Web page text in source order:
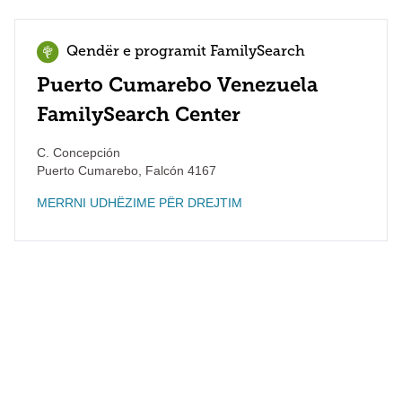
Qendër e programit FamilySearch
Puerto Cumarebo Venezuela
FamilySearch Center
C. Concepción
Puerto Cumarebo Falcón 4167
MERRNI UDHËZIME PËR DREJTIM